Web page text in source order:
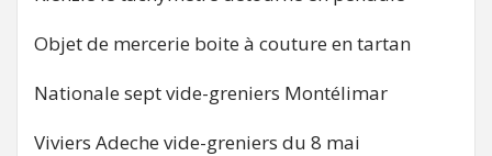
Objet de mercerie boite à couture en tartan
Nationale sept vide-greniers Montélimar
Viviers Adeche vide-greniers du 8 mai